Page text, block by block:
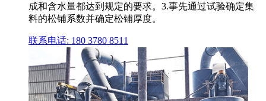
成和含水量都达到规定的要求。3.事先通过试验确定集
料的松铺系数并确定松铺厚度。
联系电话: 180 3780 8511